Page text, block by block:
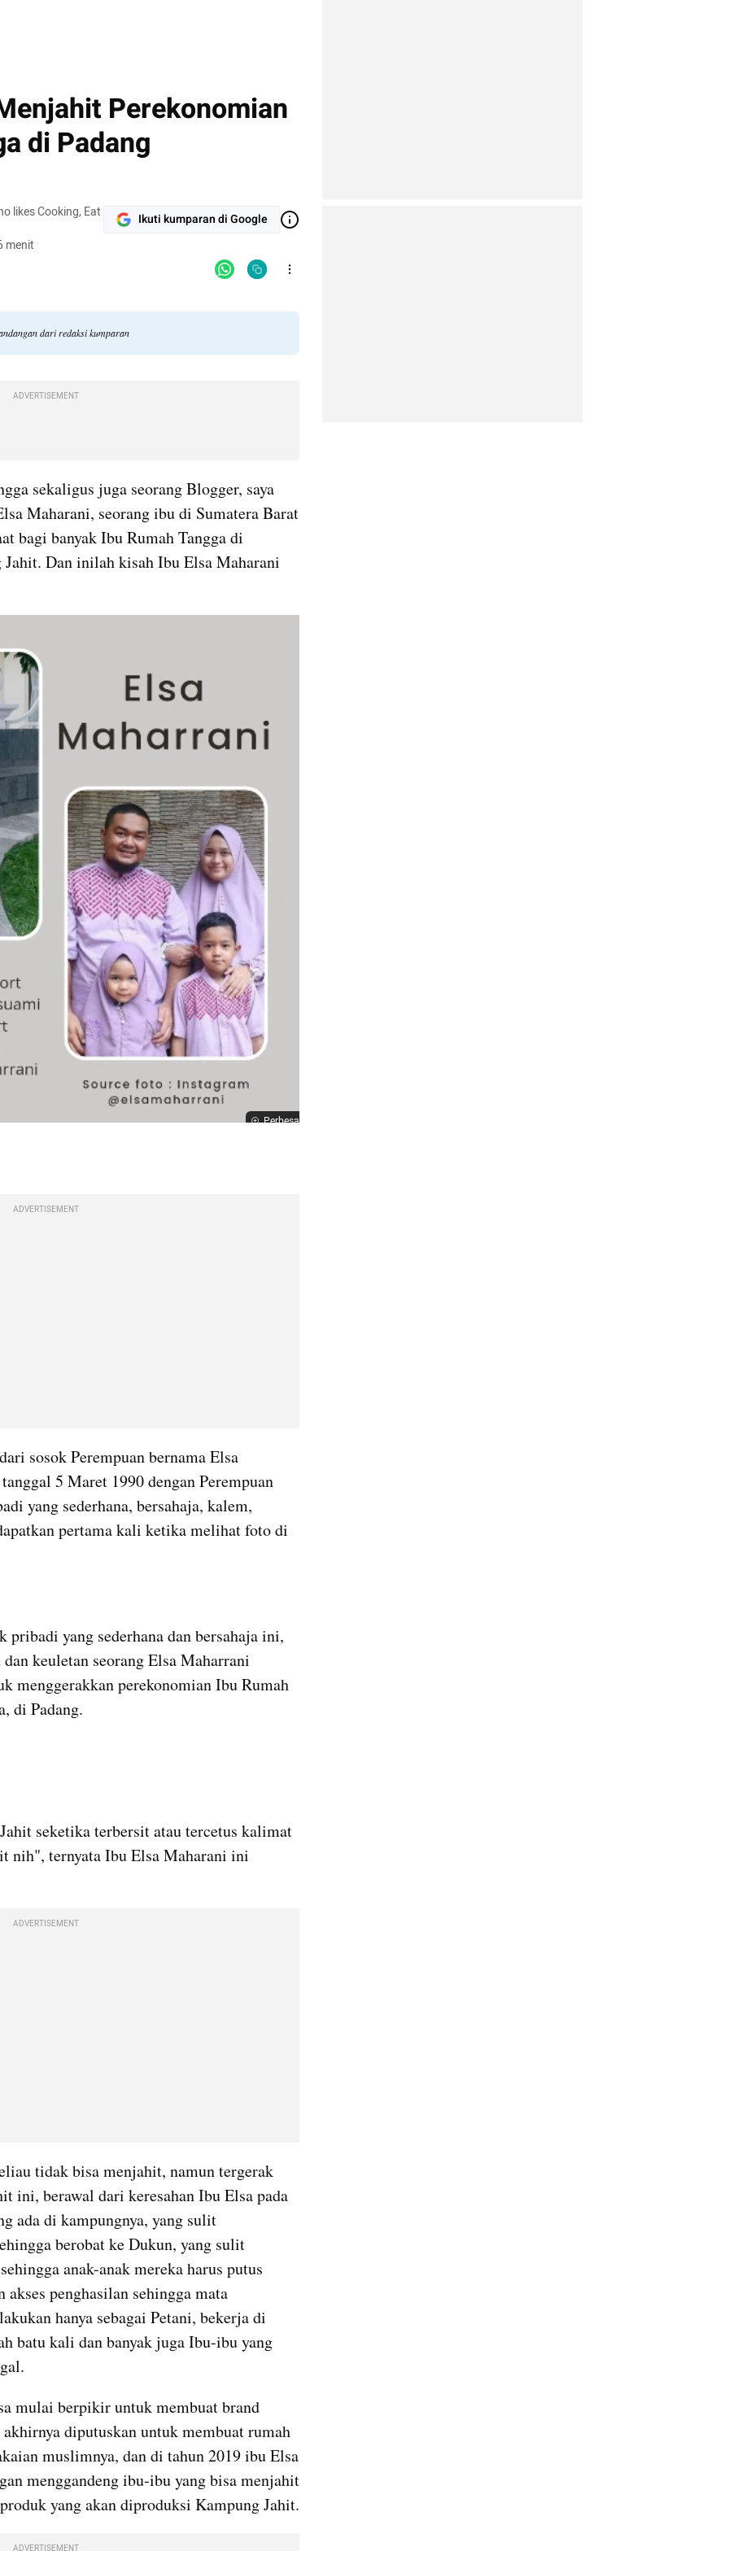
Perekonomian
di Padang
likes Cooking, Eat
menit
Ikuti kumparan di Google
dari redaksi kumparan
ADVERTISEMENT
sekaligus juga seorang Blogger, saya
Maharani, seorang ibu di Sumatera Barat
bagi banyak Ibu Rumah Tangga di
Dan inilah kisah Ibu Elsa Maharani
Perbesar
ADVERTISEMENT
sosok Perempuan bernama Elsa
5 Maret 1990 dengan Perempuan
yang sederhana, bersahaja, kalem,
pertama kali ketika melihat foto di
yang sederhana dan bersahaja ini,
keuletan seorang Elsa Maharrani
menggerakkan perekonomian Ibu Rumah
di Padang.
seketika terbersit atau tercetus kalimat
nih", ternyata Ibu Elsa Maharani ini
ADVERTISEMENT
tidak bisa menjahit, namun tergerak
ini, berawal dari keresahan Ibu Elsa pada
ada di kampungnya, yang sulit
berobat ke Dukun, yang sulit
anak-anak mereka harus putus
penghasilan sehingga mata
hanya sebagai Petani, bekerja di
batu kali dan banyak juga Ibu-ibu yang
mulai berpikir untuk membuat brand
diputuskan untuk membuat rumah
muslimnya, dan di tahun 2019 ibu Elsa
menggandeng ibu-ibu yang bisa menjahit
yang akan diproduksi Kampung Jahit.
ADVERTISEMENT